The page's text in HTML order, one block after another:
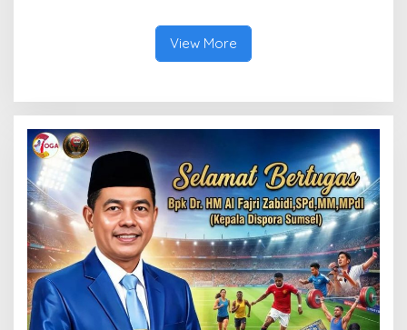
View More